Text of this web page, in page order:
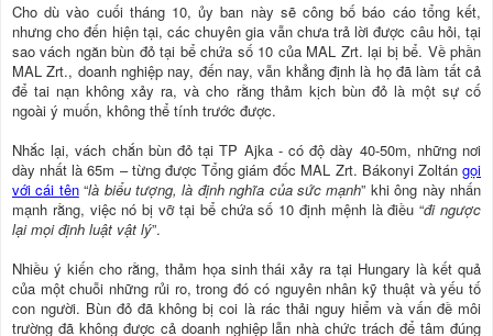
Cho dù vào cuối tháng 10, ủy ban này sẽ công bố báo cáo tổng kết,
nhưng cho đến hiện tại, các chuyên gia vẫn chưa trả lời được câu hỏi, tại
sao vách ngăn bùn đỏ tại bể chứa số 10 của MAL Zrt. lại bị bể. Về phần
MAL Zrt., doanh nghiệp nay, đến nay, vẫn khẳng định là họ đã làm tất cả
để tai nạn không xảy ra, và cho rằng thảm kịch bùn đỏ là một sự cố
ngoài ý muốn, không thể tính trước được.
Nhắc lại, vách chắn bùn đỏ tại TP Ajka - có độ dày 40-50m, những nơi
dày nhất là 65m – từng được Tổng giám đốc MAL Zrt. Bákonyi Zoltán gọi
với cái tên“là biểu tượng, là định nghĩa của sức mạnh” khi ông này nhấn
mạnh rằng, việc nó bị vỡ tại bể chứa số 10 định mệnh là điều “đi ngược
lại mọi định luật vật lý”.
Nhiều ý kiến cho rằng, thảm họa sinh thái xảy ra tại Hungary là kết quả
của một chuỗi những rủi ro, trong đó có nguyên nhân kỹ thuật và yếu tố
con người. Bùn đỏ đã không bị coi là rác thải nguy hiểm và vấn đề môi
trường đã không được cả doanh nghiệp lẫn nhà chức trách để tâm đúng